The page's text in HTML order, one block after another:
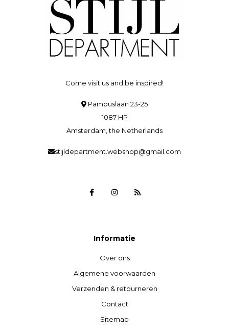
Come visit us and be inspired!
Pampuslaan 23-25
1087 HP
Amsterdam, the Netherlands
stijldepartment.webshop@gmail.com
Informatie
Over ons
Algemene voorwaarden
Verzenden & retourneren
Contact
Sitemap